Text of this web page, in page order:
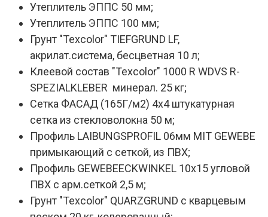
Утеплитель ЭППС 50 мм;
Утеплитель ЭППС 100 мм;
Грунт "Texcolor" TIEFGRUND LF,
акрилат.система, бесцветная 10 л;
Клеевой состав "Texcolor" 1000 R WDVS R-
SPEZIALKLEBER минерал. 25 кг;
Сетка ФАСАД (165Г/м2) 4х4 штукатурная
сетка из стекловолокна 50 м;
Профиль LAIBUNGSPROFIL 06мм MIT GEWEBE
примыкающий с сеткой, из ПВХ;
Профиль GEWEBEECKWINKEL 10х15 угловой
ПВХ с арм.сеткой 2,5 м;
Грунт "Texcolor" QUARZGRUND с кварцевым